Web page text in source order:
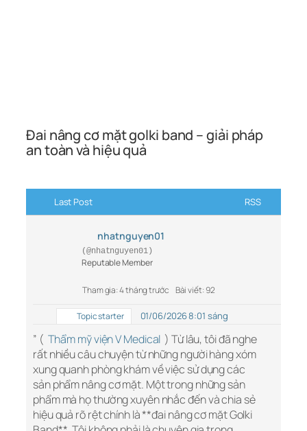
Đai nâng cơ mặt golki band – giải pháp
an toàn và hiệu quả
Last Post RSS
nhatnguyen01
(@nhatnguyen01)
Reputable Member
Tham gia: 4 tháng trước Bài viết: 92
Topic starter 01/06/2026 8:01 sáng
” ( Thẩm mỹ viện V Medical ) Từ lâu, tôi đã nghe
rất nhiều câu chuyện từ những người hàng xóm
xung quanh phòng khám về việc sử dụng các
sản phẩm nâng cơ mặt. Một trong những sản
phẩm mà họ thường xuyên nhắc đến và chia sẻ
hiệu quả rõ rệt chính là **đai nâng cơ mặt Golki